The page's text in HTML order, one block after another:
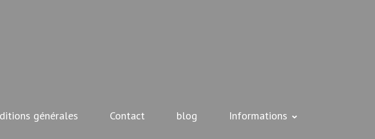
générales Contact blog Informations